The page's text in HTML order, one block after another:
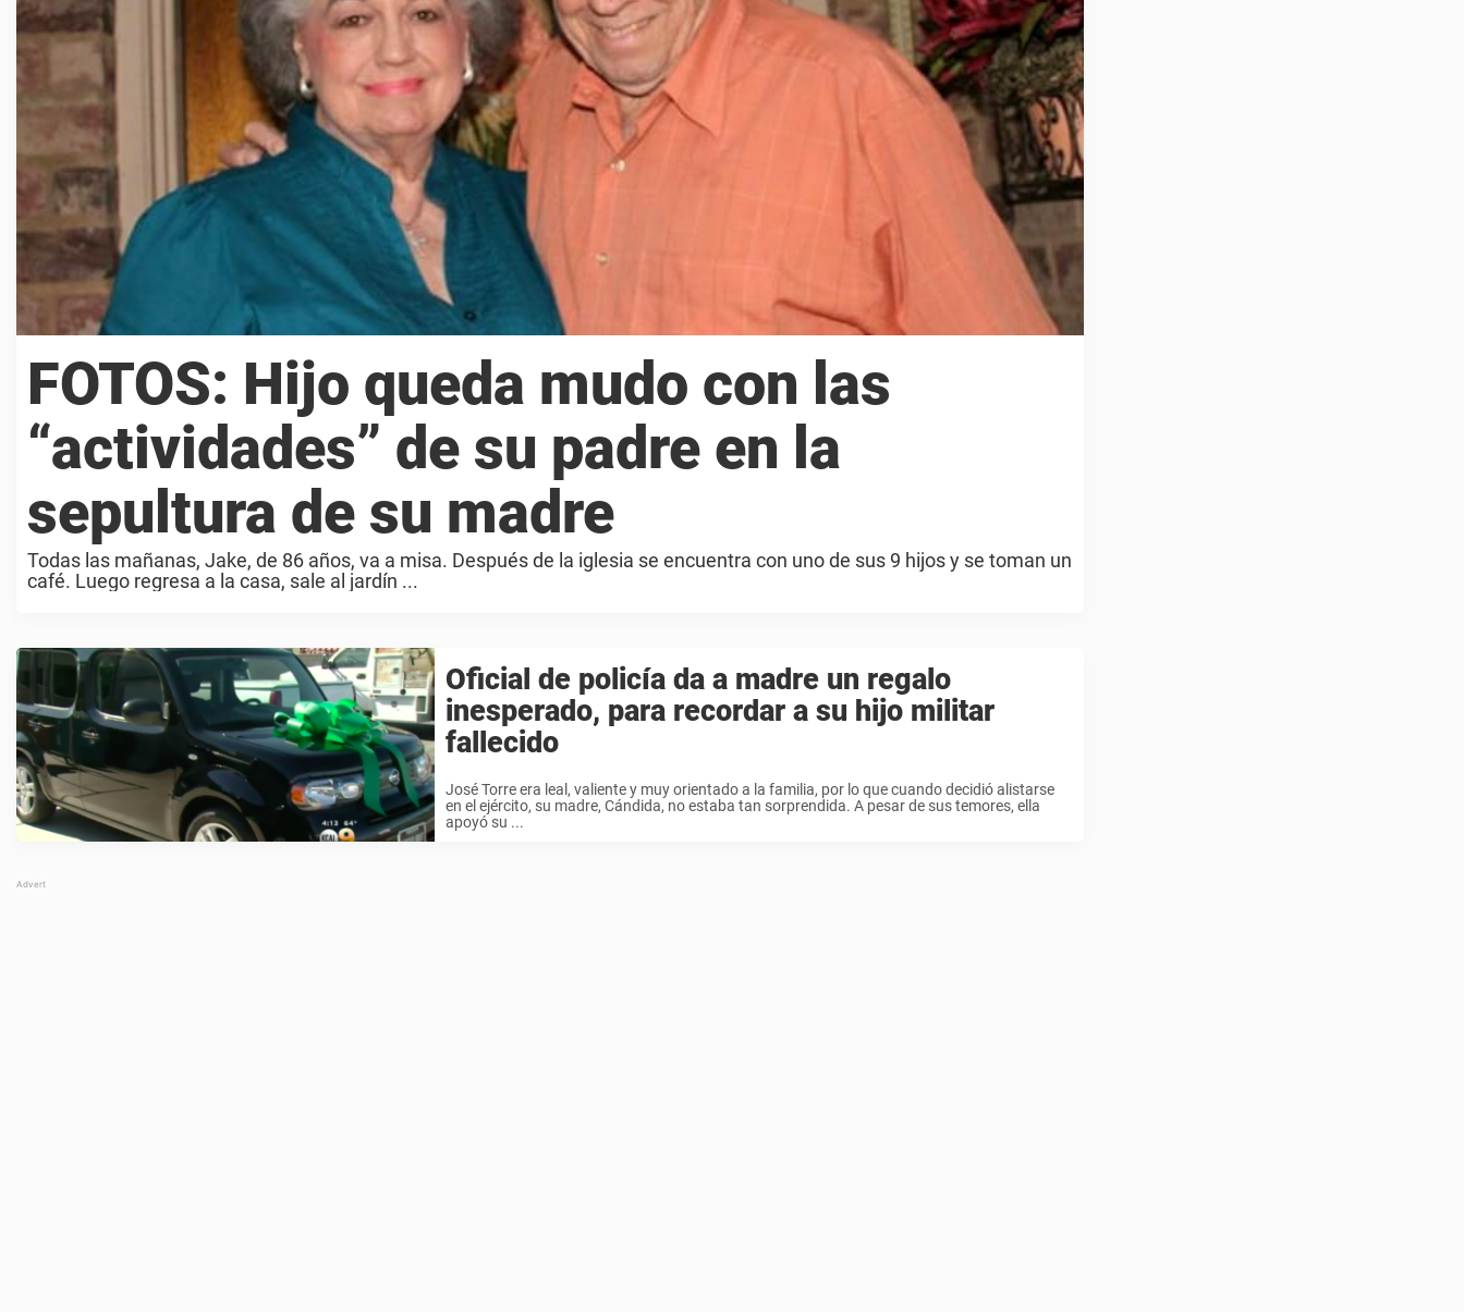
FOTOS: Hijo queda mudo con las
“actividades” de su padre en la
sepultura de su madre
Todas las mañanas, Jake, de 86 años, va a misa. Después de la iglesia se encuentra con uno de sus 9 hijos y se toman un
café. Luego regresa a la casa, sale al jardín ...
Oficial de policía da a madre un regalo
inesperado, para recordar a su hijo militar
fallecido
José Torre era leal, valiente y muy orientado a la familia, por lo que cuando decidió alistarse
en el ejército, su madre, Cándida, no estaba tan sorprendida. A pesar de sus temores, ella
apoyó su ...